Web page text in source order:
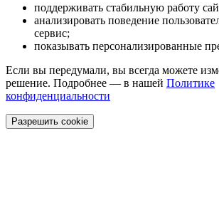
поддерживать стабильную работу
анализировать поведение
сервис;
показывать персонализированные
Если вы передумали, вы всегда можете
решение. Подробнее — в нашей Политике
конфиденциальности
Разрешить cookie